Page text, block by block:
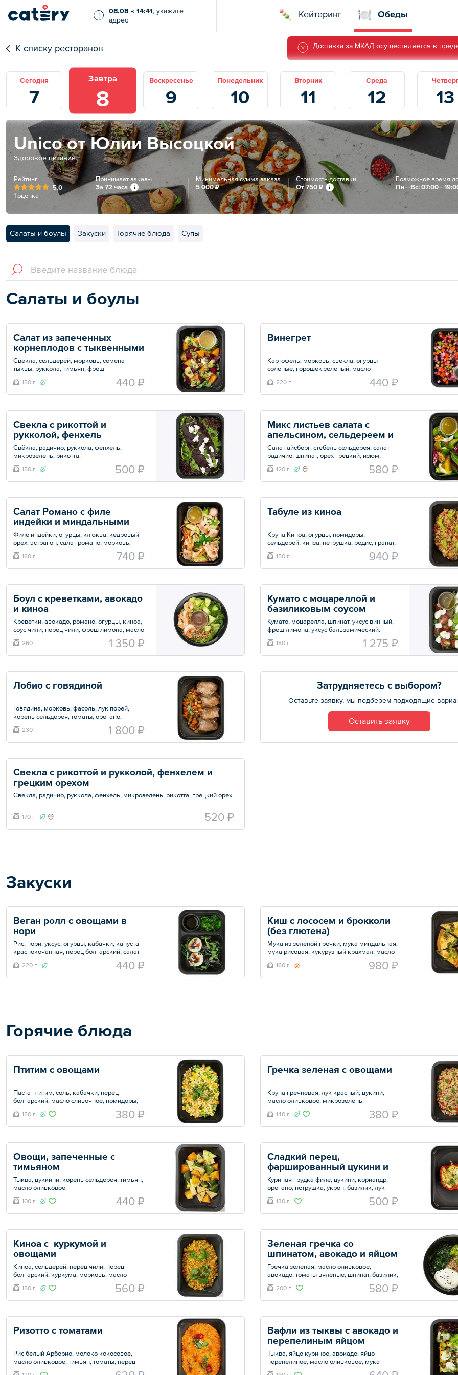
!
08.08 в 14:41, укажите
адрес
Кейтеринг Обеды
К списку ресторанов Доставка за МКАД осуществляется в
Сегодня
7
Завтра
8
Воскресенье
9
Понедельник
10
Вторник
11
Среда
12 13
Unico от Юлии Высоцкой
Здоровое питание
Рейтинг
5,0
1 оценка
Принимает заказы
За 72 часа
Минимальная сумма заказа
5 000 ₽
Стоимость доставки
От750 ₽
Возможное время
Пн—Вс:
Салаты и боулы Закуски Горячие блюда Супы
Салаты и боулы
Салат из запеченных
корнеплодов с тыквенными
семечками
Свекла, сельдерей, морковь, семена
тыквы, руккола, тимьян, фреш
Общий вес – 150 г
150 г 440 ₽
Винегрет
Картофель, морковь, свекла, огурцы
соленые, горошек зеленый, масло
Общий вес – 220 г
220 г 440 ₽
Свекла с рикоттой и
рукколой, фенхель
Свёкла, радичио, руккола, фенхель,
микрозелень, рикотта.
Общий вес – 150 г
150 г 500 ₽
Микс листьев салата с
апельсином, сельдереем и
грецким орехом
Салат айсберг, стебель сельдерея, салат
радичио, шпинат, орех грецкий, изюм,
лимона.
120 г 580 ₽
Салат Романо с филе
индейки и миндальными
лепестками
Филе индейки, огурцы, клюква, кедровый
орех, эстрагон, салат романо, морковь,
масло оливковое, тимьян.
160 г 740 ₽
Табуле из киноа
Крупа Киноа, огурцы, помидоры,
сельдерей, кинза, петрушка, редис, гранат,
оливковое.
150 г 940 ₽
Боул с креветками, авокадо
Креветки, авокадо, романо, огурцы, киноа,
соус чили, перец чили, фреш лимона, масло
Общий вес – 260 г
260 г 1 350 ₽
Кумато с моцареллой и
Кумато, моцарелла, шпинат, уксус винный,
фреш лимона, уксус бальзамический.
Общий вес – 180 г
180 г 1 275 ₽
Говядина, морковь, фасоль, лук порей,
корень сельдерея, томаты, орегано,
лавровый.
230 г 1 800 ₽
Затрудняетесь с выбором?
Оставьте заявку, мы подберем подходящие
Оставить заявку
Свекла с рикоттой и рукколой, фенхелем и
грецким орехом
Свёкла, радичио, руккола, фенхель, микрозелень, рикотта, грецкий орех.
170 г 520 ₽
Закуски
Веган ролл с овощами в
нори
Рис, нори, уксус, огурцы, кабачки, капуста
краснокочанная, перец болгарский, салат
чука, соевый соус, рисовая бумага.
Общий вес – 220 г
220 г 440 ₽
Киш с лососем и брокколи
(без глютена)
Мука из зеленой гречки, мука миндальная,
мука рисовая, кукурузный крахмал, масло
гхи, яйцо куриное, сироп топинамбура,
лосось, брокколи, молоко кокосовое,
устричный соус, рыбный соус, салат лолло
160 г 980 ₽
Горячие блюда
Птитим с овощами
Паста птитим, соль, кабачки, перец
болгарский, масло сливочное, помидоры,
Общий вес – 150 г
150 г 380 ₽
Гречка зеленая с овощами
Крупа гречневая, лук красный, цукини,
масло оливковое, микрозелень.
Общий вес – 140 г
140 г 380 ₽
Овощи, запеченные с
тимьяном
Тыква, цуккини, корень сельдерея, тимьян,
масло оливковое.
Общий вес – 100 г
100 г 440 ₽
Сладкий перец,
фаршированный цукини и
куриной грудкой
Куриная грудка филе, цукини, кориандр,
орегано, петрушка, укроп, базилик, лук
болгарский, микрозелень.
130 г 500 ₽
Киноа с  куркумой и
овощами
Киноа, сельдерей, перец чили, перец
болгарский, куркума, морковь, масло
Общий вес – 150 г
150 г 560 ₽
Зеленая гречка со
шпинатом, авокадо и яйцом
пашот
Гречка зеленая, масло оливковое,
авокадо, томаты вяленые, шпинат, базилик,
петрушка.
200 г 580 ₽
Рис белый Арборио, молоко кокосовое,
масло оливковое, тимьян, томаты, перец
Вафли из тыквы с авокадо и
Тыква, яйцо куриное, авокадо, яйцо
перепелиное, масло оливковое, мука